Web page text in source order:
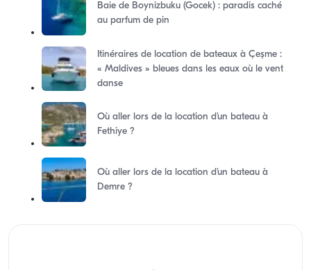
Baie de Boynizbuku (Gocek) : paradis caché
au parfum de pin
Itinéraires de location de bateaux à Çeşme :
« Maldives » bleues dans les eaux où le vent
danse
Où aller lors de la location d’un bateau à
Fethiye ?
Où aller lors de la location d’un bateau à
Demre ?